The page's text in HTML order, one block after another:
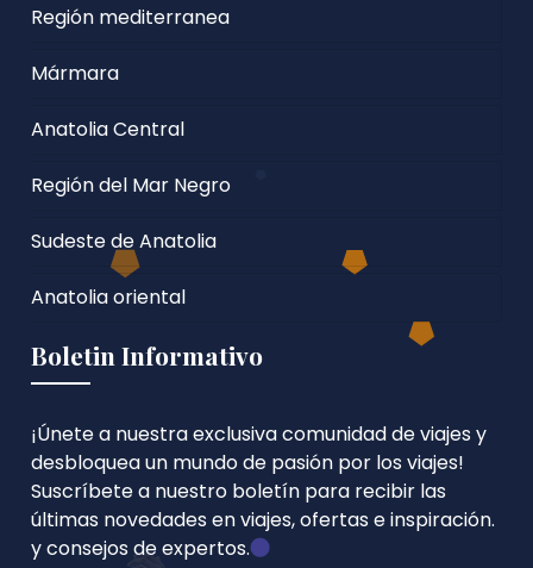
Región mediterranea
Mármara
Anatolia Central
Región del Mar Negro
Sudeste de Anatolia
Anatolia oriental
Boletin Informativo
¡Únete a nuestra exclusiva comunidad de viajes y
desbloquea un mundo de pasión por los viajes!
Suscríbete a nuestro boletín para recibir las
últimas novedades en viajes, ofertas e inspiración.
y consejos de expertos.